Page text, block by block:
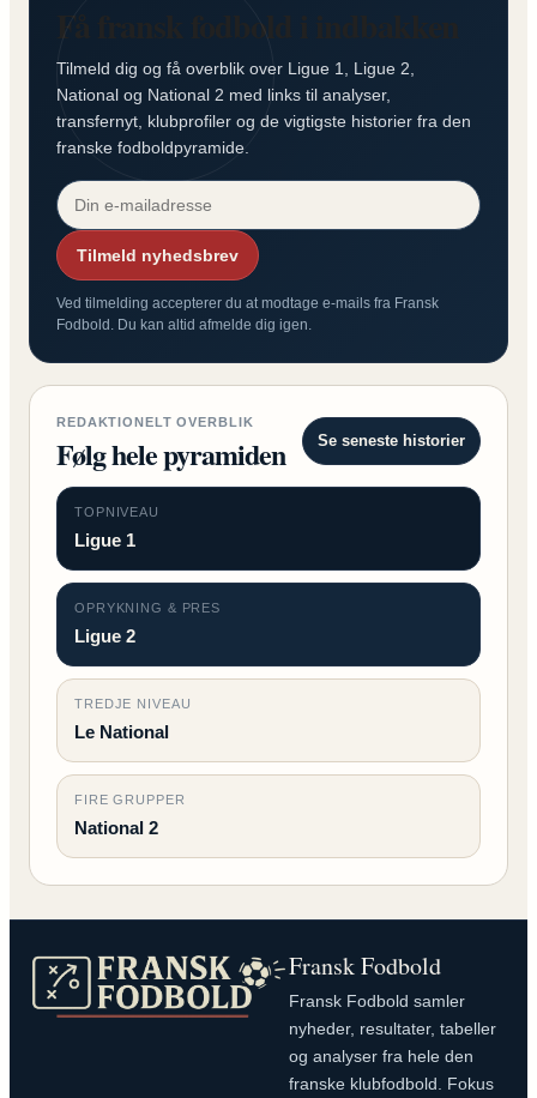
Få fransk fodbold i indbakken
Tilmeld dig og få overblik over Ligue 1, Ligue 2,
National og National 2 med links til analyser,
transfernyt, klubprofiler og de vigtigste historier fra den
franske fodboldpyramide.
Tilmeld nyhedsbrev
Ved tilmelding accepterer du at modtage e-mails fra Fransk
Fodbold. Du kan altid afmelde dig igen.
REDAKTIONELT OVERBLIK
Følg hele pyramiden Se seneste historier
TOPNIVEAU
Ligue 1
OPRYKNING & PRES
Ligue 2
TREDJE NIVEAU
Le National
FIRE GRUPPER
National 2
Fransk Fodbold
Fransk Fodbold samler
nyheder, resultater, tabeller
og analyser fra hele den
franske klubfodbold. Fokus